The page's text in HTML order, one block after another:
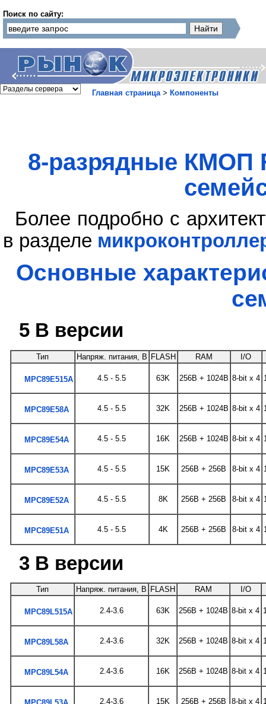
Поиск по сайту:
Главная страница> Компоненты
8-разрядные КМОП
Более подробно с
в разделе
Основные
5 В версии
Тип Напряж. питания, В FLASH RAM I/O
MPC89E515A 4.5 - 5.5 63K 256B + 1024B 8-bit x 4
MPC89E58A 4.5 - 5.5 32K 256B + 1024B 8-bit x 4
MPC89E54A 4.5 - 5.5 16K 256B + 1024B 8-bit x 4
MPC89E53A 4.5 - 5.5 15K 256B + 256B 8-bit x 4
MPC89E52A 4.5 - 5.5 8K 256B + 256B 8-bit x 4
MPC89E51A 4.5 - 5.5 4K 256B + 256B 8-bit x 4
3 В версии
Тип Напряж. питания, В FLASH RAM I/O
MPC89L515A 2.4-3.6 63K 256B + 1024B 8-bit x 4
MPC89L58A 2.4-3.6 32K 256B + 1024B 8-bit x 4
MPC89L54A 2.4-3.6 16K 256B + 1024B 8-bit x 4
2.4-3.6 15K 256B + 256B 8-bit x 4